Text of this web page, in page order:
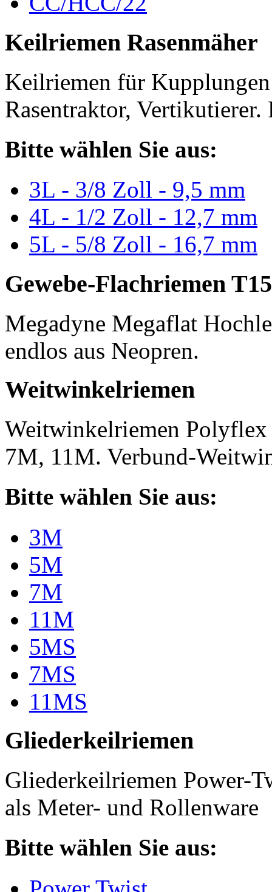
Keilriemen Rasenmäher
Keilriemen für Kupplungen
Rasentraktor,
Bitte wählen Sie aus:
3L - 3/8 Zoll - 9,5 mm
4L - 1/2 Zoll - 12,7 mm
5L - 5/8 Zoll - 16,7 mm
Gewebe-Flachriemen
Megadyne Megaflat
endlos aus Neopren.
Weitwinkelriemen
Weitwinkelriemen
7M, 11M. Verbund-
Bitte wählen Sie aus:
3M
5M
7M
11M
5MS
7MS
11MS
Gliederkeilriemen
Gliederkeilriemen Power-
als Meter- und Rollenware
Bitte wählen Sie aus: